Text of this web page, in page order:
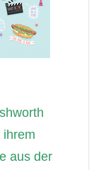
ihrem
aus der